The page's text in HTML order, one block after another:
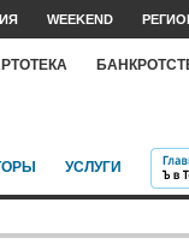
WEEKEND
УСЛУГИ